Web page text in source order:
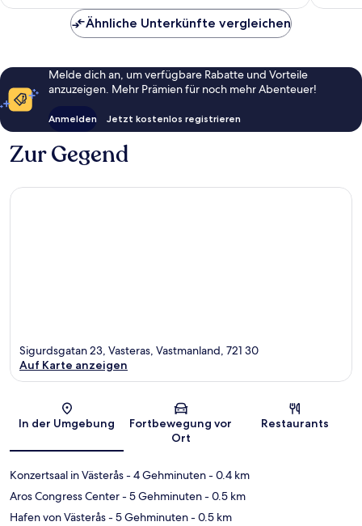
Ähnliche Unterkünfte vergleichen
Melde dich an, um verfügbare Rabatte und Vorteile
anzuzeigen. Mehr Prämien für noch mehr Abenteuer!
Anmelden Jetzt kostenlos registrieren
Zur Gegend
Karte
Sigurdsgatan 23, Vasteras, Vastmanland, 721 30
Auf Karte anzeigen
In der Umgebung
Fortbewegung vor
Ort
Restaurants
Konzertsaal in Västerås- 4 Gehminuten- 0.4 km
Aros Congress Center- 5 Gehminuten- 0.5 km
Hafen von Västerås- 5 Gehminuten- 0.5 km